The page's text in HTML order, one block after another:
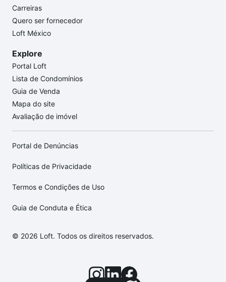
Carreiras
Quero ser fornecedor
Loft México
Explore
Portal Loft
Lista de Condomínios
Guia de Venda
Mapa do site
Avaliação de imóvel
Portal de Denúncias
Políticas de Privacidade
Termos e Condições de Uso
Guia de Conduta e Ética
© 2026 Loft. Todos os direitos reservados.